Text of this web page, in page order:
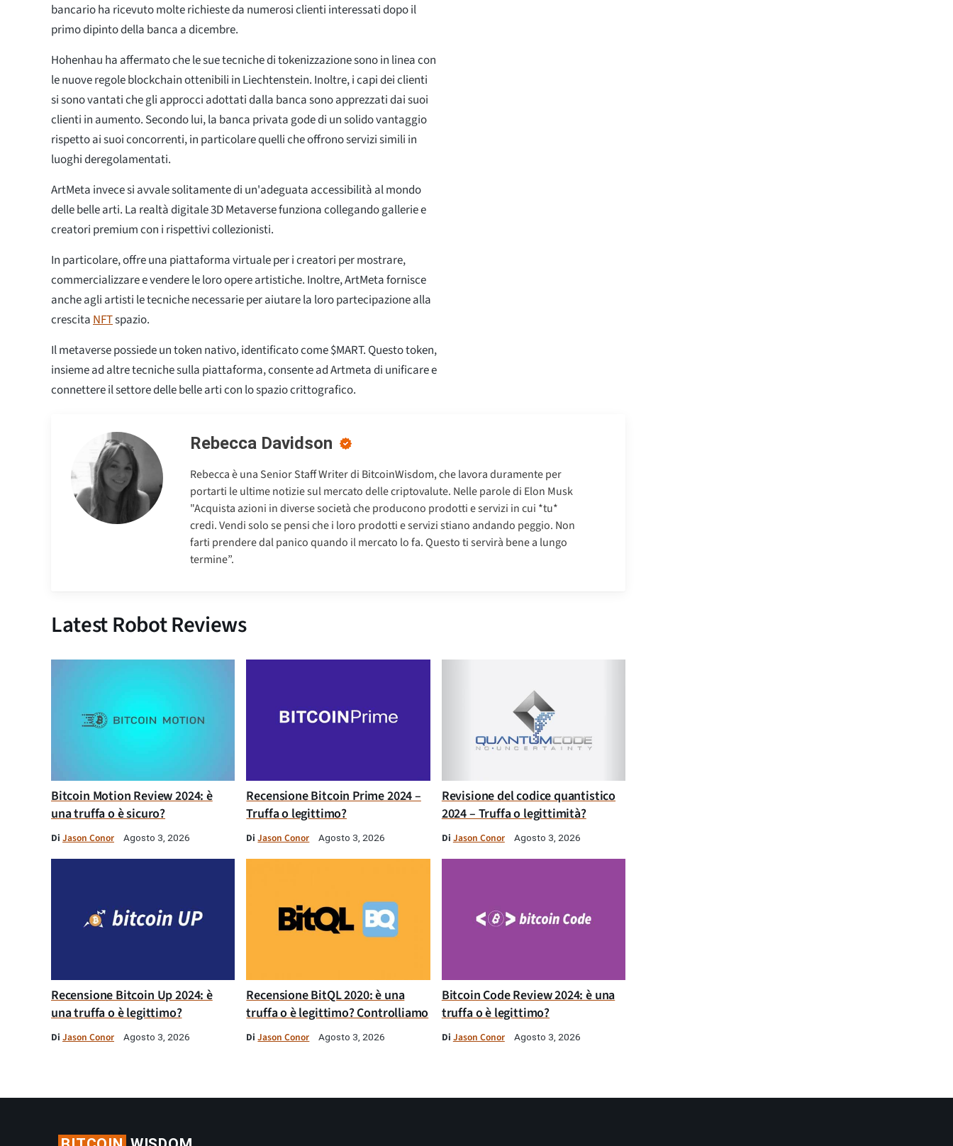
bancario ha ricevuto molte richieste da numerosi clienti interessati dopo il
primo dipinto della banca a dicembre.
Hohenhau ha affermato che le sue tecniche di tokenizzazione sono in linea con
le nuove regole blockchain ottenibili in Liechtenstein. Inoltre, i capi dei clienti
si sono vantati che gli approcci adottati dalla banca sono apprezzati dai suoi
clienti in aumento. Secondo lui, la banca privata gode di un solido vantaggio
rispetto ai suoi concorrenti, in particolare quelli che offrono servizi simili in
luoghi deregolamentati.
ArtMeta invece si avvale solitamente di un'adeguata accessibilità al mondo
delle belle arti. La realtà digitale 3D Metaverse funziona collegando gallerie e
creatori premium con i rispettivi collezionisti.
In particolare, offre una piattaforma virtuale per i creatori per mostrare,
commercializzare e vendere le loro opere artistiche. Inoltre, ArtMeta fornisce
anche agli artisti le tecniche necessarie per aiutare la loro partecipazione alla
crescita NFTspazio.
Il metaverse possiede un token nativo, identificato come $MART. Questo token,
insieme ad altre tecniche sulla piattaforma, consente ad Artmeta di unificare e
connettere il settore delle belle arti con lo spazio crittografico.
Rebecca Davidson
Rebecca è una Senior Staff Writer di BitcoinWisdom, che lavora duramente per
portarti le ultime notizie sul mercato delle criptovalute. Nelle parole di Elon Musk
"Acquista azioni in diverse società che producono prodotti e servizi in cui *tu*
credi. Vendi solo se pensi che i loro prodotti e servizi stiano andando peggio. Non
farti prendere dal panico quando il mercato lo fa. Questo ti servirà bene a lungo
termine”.
Latest Robot Reviews
Bitcoin Motion Review 2024: è
una truffa o è sicuro?
Di Jason Conor Agosto 3, 2026
Recensione Bitcoin Prime 2024 –
Truffa o legittimo?
DiJason Conor Agosto 3, 2026
Revisione del codice quantistico
2024 – Truffa o legittimità?
Di Jason Conor Agosto 3, 2026
Recensione Bitcoin Up 2024: è
una truffa o è legittimo?
Di Jason Conor Agosto 3, 2026
Recensione BitQL 2020: è una
truffa o è legittimo? Controlliamo
DiJason Conor Agosto 3, 2026
Bitcoin Code Review 2024: è una
truffa o è legittimo?
Di Jason Conor Agosto 3, 2026